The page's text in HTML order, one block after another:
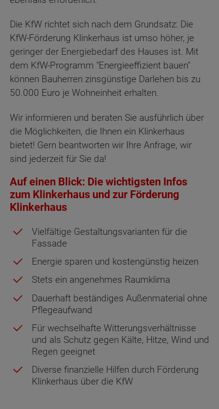
Die KfW richtet sich nach dem Grundsatz: Die
KfW-Förderung Klinkerhaus ist umso höher, je
geringer der Energiebedarf des Hauses ist. Mit
dem KfW-Programm "Energieeffizient bauen"
können Bauherren zinsgünstige Darlehen bis zu
50.000 Euro je Wohneinheit erhalten.
Wir informieren und beraten Sie ausführlich über
die Möglichkeiten, die Ihnen ein Klinkerhaus
bietet! Gern beantworten wir Ihre Anfrage, wir
sind jederzeit für Sie da!
Auf einen Blick: Die wichtigsten Infos
zum Klinkerhaus und zur Förderung
Klinkerhaus
Vielfältige Gestaltungsvarianten für die
Fassade
Energie sparen und kostengünstig heizen
Stets ein angenehmes Raumklima
Dauerhaft beständiges Außenmaterial ohne
Pflegeaufwand
Für wechselhafte Witterungsverhältnisse
und als Schutz gegen Kälte, Hitze, Wind und
Regen geeignet
Diverse finanzielle Hilfen durch Förderung
Klinkerhaus über die KfW